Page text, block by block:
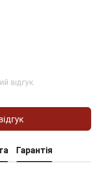
відгук
Гарантія